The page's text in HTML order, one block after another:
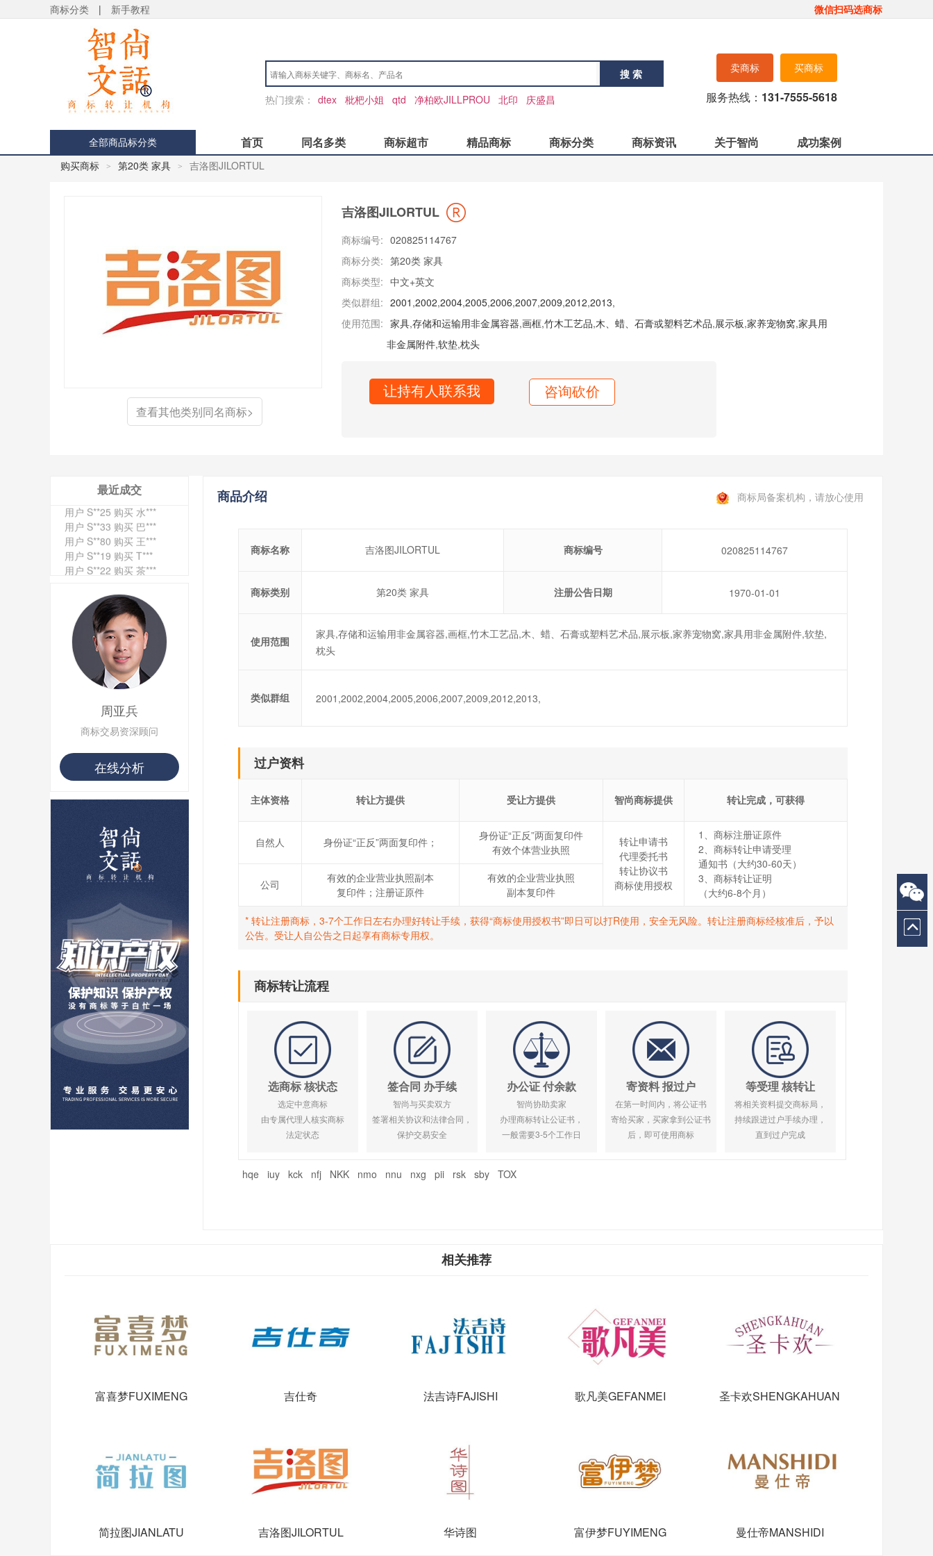
商标分类 | 新手教程 微信扫码选商标
搜 索
热门搜索： dtex 枇杷小姐 qtd 净柏欧JILLPROU 北印 庆盛昌
买商标
卖商标
服务热线： 131-7555-5618
全部商品标分类 首页 同名多类 商标超市 精品商标 商标分类 商标资讯 关于智尚 成功案例
购买商标 > 第20类 家具 > 吉洛图JILORTUL
查看其他类别同名商标>
吉洛图JILORTUL
商标编号: 020825114767
商标分类: 第20类 家具
商标类型: 中文+英文
类似群组: 2001 ,2002,2004,2005,2006,2007,2009,2012,2013,
使用范围: 家具,存储和运输用非金属容器,画框,竹木工艺品,木、蜡、石膏或塑料艺术品,展示板,家养宠物窝,家具用
非金属附件,软垫,枕头
让持有人联系我 咨询砍价
最近成交
用户 S**4 购买 天***
用户 S**6 购买 七***
用户 S**0 购买 冠***
用户 S**4 购买 朴***
用户 S**5 购买 云***
用户 S**9 购买 停***
用户 S**0 购买 V***
用户 S**1 购买 皇***
用户 S**8 购买 专***
用户 S**14 购买 宅***
用户 S**26 购买 图***
用户 S**10 购买 侯***
用户 S**25 购买 水***
用户 S**33 购买 巴***
用户 S**19 购买 T***
用户 S**22 购买 茶***
周亚兵
商标交易资深顾问
在线分析
商品介绍 商标局备案机构，请放心使用
商标名称 吉洛图JILORTUL 商标编号 020825114767
商标类别 第20类 家具 注册公告日期 1970-01-01
使用范围
家具,存储和运输用非金属容器,画框,竹木工艺品,木、蜡、石膏或塑料艺术品,展示板,家养宠物窝,家具用非金属附件,软垫,
枕头
类似群组 2001,2002,2004,2005,2006,2007,2009,2012,2013,
过户资料
主体资格 转让方提供 受让方提供 智尚商标提供 转让完成，可获得
自然人 身份证“正反”两面复印件；
身份证“正反”两面复印件
有效个体营业执照
转让申请书
代理委托书
转让协议书
商标使用授权
1、商标注册证原件
2、商标转让申请受理
通知书（大约30-60天）
3、商标转让证明
（大约6-8个月）
公司
有效的企业营业执照副本
复印件；注册证原件
有效的企业营业执照
副本复印件
* 转让注册商标，3-7个工作日左右办理好转让手续，获得“商标使用授权书”即日可以打R使用，安全无风险。转让注册商标经核准后，予以
公告。受让人自公告之日起享有商标专用权。
商标转让流程
选商标 核状态
选定中意商标
由专属代理人核实商标
法定状态
签合同 办手续
智尚与买卖双方
签署相关协议和法律合同，
保护交易安全
办公证 付余款
智尚协助卖家
办理商标转让公证书，
一般需要3-5个工作日
寄资料 报过户
在第一时间内，将公证书
寄给买家，买家拿到公证书
后，即可使用商标
等受理 核转让
将相关资料提交商标局，
持续跟进过户手续办理，
直到过户完成
hqe iuy kck nfj NKK nmo nnu nxg pii rsk sby TOX
相关推荐
富喜梦FUXIMENG 吉仕奇 法吉诗FAJISHI 歌凡美GEFANMEI 圣卡欢SHENGKAHUAN
简拉图JIANLATU 吉洛图JILORTUL 华诗图 富伊梦FUYIMENG 曼仕帝MANSHIDI